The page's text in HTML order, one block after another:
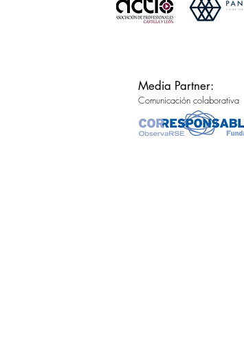
Media Partner:
Comunicación colaborativa